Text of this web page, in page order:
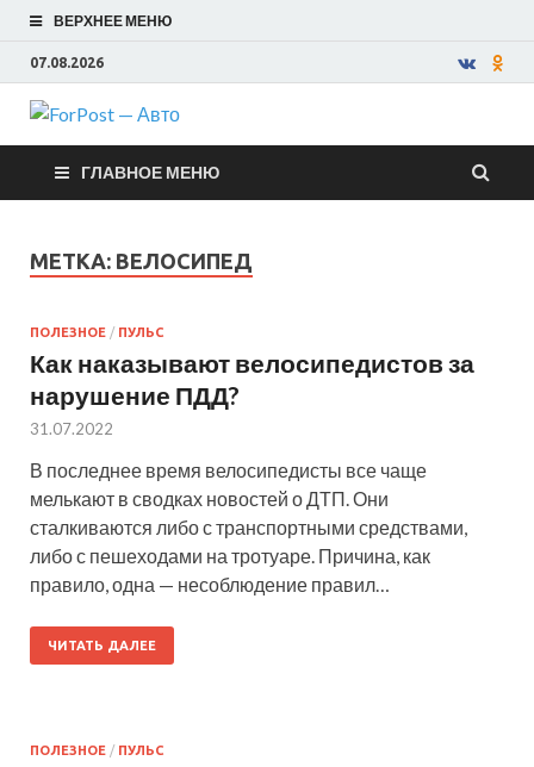
ВЕРХНЕЕ МЕНЮ
07.08.2026
ForPost —
Авто
ГЛАВНОЕ МЕНЮ
МЕТКА: ВЕЛОСИПЕД
ПОЛЕЗНОЕ / ПУЛЬС
Как наказывают велосипедистов за
нарушение ПДД?
31.07.2022
В последнее время велосипедисты все чаще
мелькают в сводках новостей о ДТП. Они
сталкиваются либо с транспортными средствами,
либо с пешеходами на тротуаре. Причина, как
правило, одна — несоблюдение правил…
ЧИТАТЬ ДАЛЕЕ
ПОЛЕЗНОЕ / ПУЛЬС